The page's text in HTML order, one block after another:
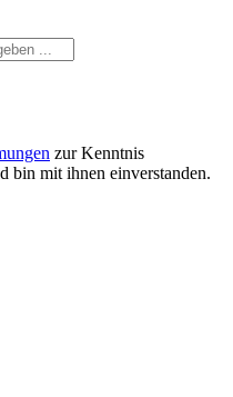
zur Kenntnis
bin mit ihnen einverstanden.